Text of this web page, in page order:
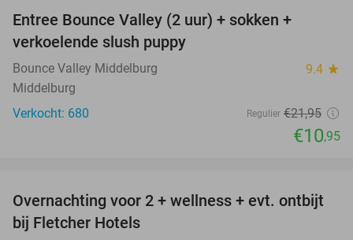
Entree Bounce Valley (2 uur) + sokken +
verkoelende slush puppy
Bounce Valley Middelburg 9.4 star
Middelburg
Verkocht: 680
Regulier €21,95
€10,95
55%
Overnachting voor 2 + wellness + evt. ontbijt
bij Fletcher Hotels